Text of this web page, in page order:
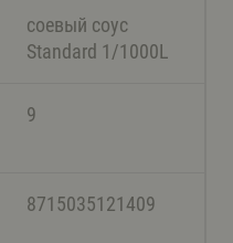
соевый соус
Standard 1/1000L
9
8715035121409